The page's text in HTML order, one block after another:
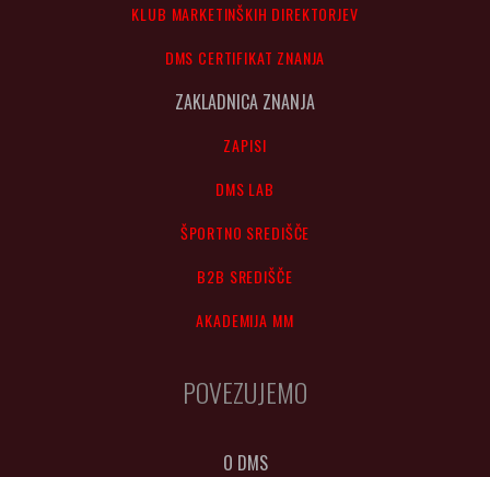
KLUB MARKETINŠKIH DIREKTORJEV
DMS CERTIFIKAT ZNANJA
ZAKLADNICA ZNANJA
ZAPISI
DMS LAB
ŠPORTNO SREDIŠČE
B2B SREDIŠČE
AKADEMIJA MM
POVEZUJEMO
O DMS